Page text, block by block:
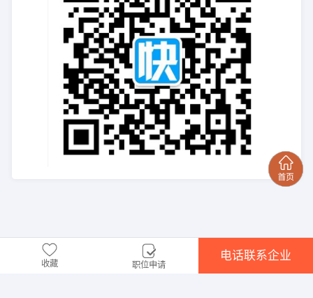
收藏 职位申请
电话联系企业